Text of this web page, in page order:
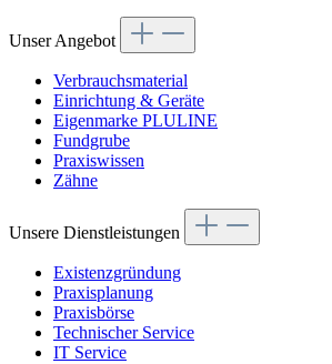
Unser Angebot
Verbrauchsmaterial
Einrichtung & Geräte
Eigenmarke PLULINE
Fundgrube
Praxiswissen
Zähne
Unsere Dienstleistungen
Existenzgründung
Praxisplanung
Praxisbörse
Technischer Service
IT Service